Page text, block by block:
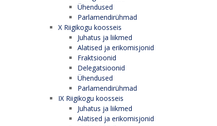
Ühendused
Parlamendirühmad
X Riigikogu koosseis
Juhatus ja liikmed
Alatised ja erikomisjonid
Fraktsioonid
Delegatsioonid
Ühendused
Parlamendirühmad
IX Riigikogu koosseis
Juhatus ja liikmed
Alatised ja erikomisjonid